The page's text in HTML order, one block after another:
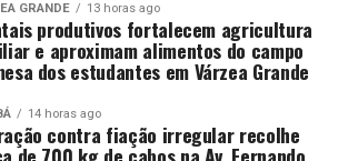
GRANDE 13 horas ago
produtivos fortalecem agricultura
e aproximam alimentos do campo
dos estudantes em Várzea Grande
14 horas ago
contra fiação irregular recolhe